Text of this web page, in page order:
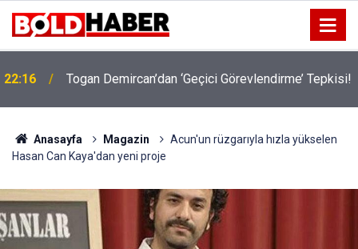
22:16 Togan Demircan’dan ‘Geçici Görevlendirme’ Tepkisi!
Anasayfa Magazin
Acun'un rüzgarıyla hızla yükselen
Hasan Can Kaya'dan yeni proje